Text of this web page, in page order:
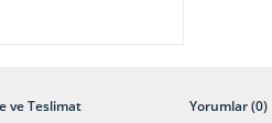
ve Teslimat Yorumlar (0)